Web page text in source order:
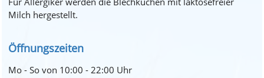
Milch hergestellt.
Öffnungszeiten
Mo - So von 10:00 - 22:00 Uhr